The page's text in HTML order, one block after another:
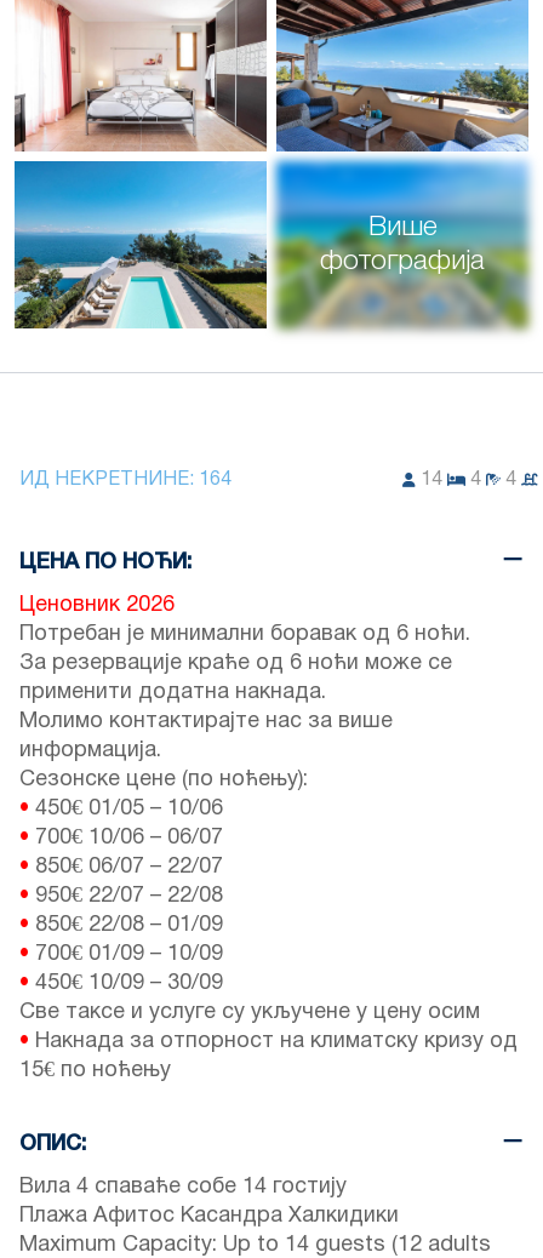
Више
фотографија
ИД НЕКРЕТНИНЕ: 164 14 4 4
ЦЕНА ПО НОЋИ:
Ценовник 2026
Потребан је минимални боравак од 6 ноћи.
За резервације краће од 6 ноћи може се
применити додатна накнада.
Молимо контактирајте нас за више
информација.
Сезонске цене (по ноћењу):
• 450€ 01/05 – 10/06
• 700€ 10/06 – 06/07
• 850€ 06/07 – 22/07
• 950€ 22/07 – 22/08
• 850€ 22/08 – 01/09
• 700€ 01/09 – 10/09
• 450€ 10/09 – 30/09
Све таксе и услуге су укључене у цену осим
• Накнада за отпорност на климатску кризу од
15€ по ноћењу
ОПИС:
Вила 4 спаваће собе 14 гостију
Плажа Афитос Касандра Халкидики
Maximum Capacity: Up to 14 guests (12 adults